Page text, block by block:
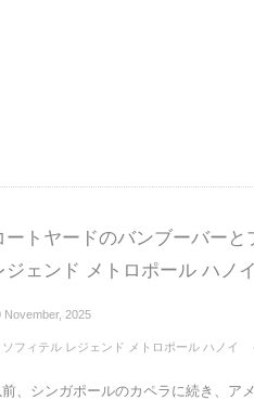
ートヤードのバンブーバーと
ジェンド メトロポール ハノイ
November, 2025
ソフィテル レジェンド メトロポール ハノ
、シンガポールのカペラに続き、ア